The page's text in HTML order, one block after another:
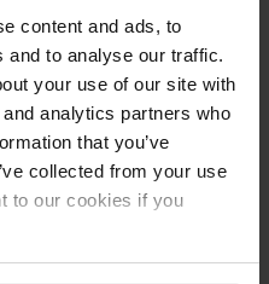
content and ads, to
and to analyse our traffic.
your use of our site with
analytics partners who
that you’ve
collected from your use
to our cookies if you